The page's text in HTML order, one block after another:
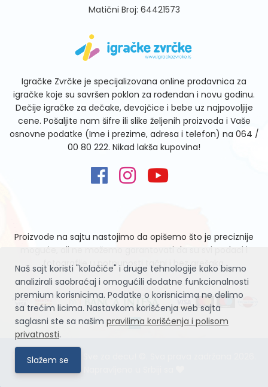
Naš sajt koristi "kolačiće" i druge tehnologije kako bismo
analizirali saobraćaj i omogućili dodatne funkcionalnosti
premium korisnicima. Podatke o korisnicima ne delimo
sa trećim licima. Nastavkom korišćenja web sajta
saglasni ste sa našim pravilima korišćenja i polisom
privatnosti.
Slažem se
Matični Broj: 64421573
Igračke Zvrčke je specijalizovana online prodavnica za
igračke koje su savršen poklon za rođendan i novu godinu.
Dečije igračke za dečake, devojčice i bebe uz najpovoljije
cene. Pošaljite nam šifre ili slike željenih proizvoda i Vaše
osnovne podatke (Ime i prezime, adresa i telefon) na 064 /
00 80 222. Nikad lakša kupovina!
Proizvode na sajtu nastojimo da opišemo što je preciznije
moguće, ali ne možemo garantovati da su svi podaci i
fotografije u potpunosti tačni i bez grešaka.
Igračke Zvrčke – Sve za decu! ©. Sva prava zadržana 2026.